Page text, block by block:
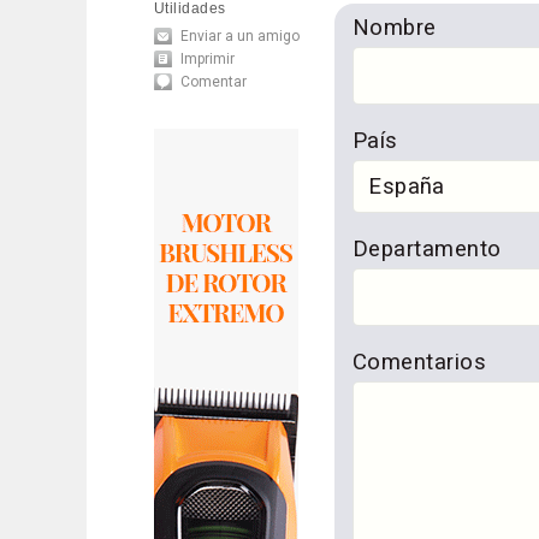
Utilidades
Enviar a un amigo
Imprimir
Comentar
Nombre
País
Departamento
Comentarios